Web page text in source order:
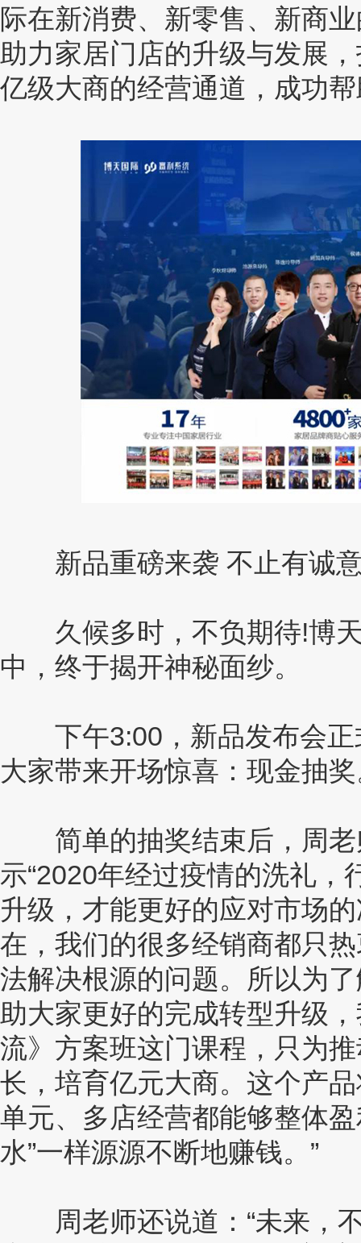
际在新消费、新零售、新商
助力家居门店的升级与发展
亿级大商的经营通道，成功
新品重磅来袭 不止有诚
久候多时，不负期待!博天
中，终于揭开神秘面纱。
下午3:00，新品发布会正
大家带来开场惊喜：现金抽
简单的抽奖结束后，周老
示“2020年经过疫情的洗礼
升级，才能更好的应对市场
在，我们的很多经销商都只
法解决根源的问题。所以为
助大家更好的完成转型升级
流》方案班这门课程，只为
长，培育亿元大商。这个产
单元、多店经营都能够整体
水”一样源源不断地赚钱。”
周老师还说道：“未来，不